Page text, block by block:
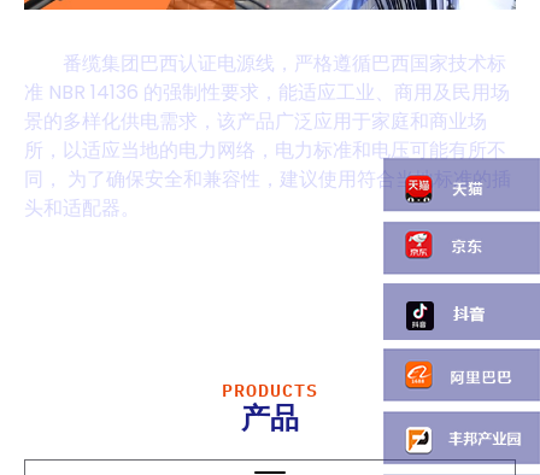
番缆集团巴西认证电源线，严格遵循巴西国家技术标
准 NBR 14136 的强制性要求，能适应工业、商用及民用场
景的多样化供电需求，该产品广泛应用于家庭和商业场
所，以适应当地的电力网络，电力标准和电压可能有所不
同， 为了确保安全和兼容性，建议使用符合当地标准的插
头和适配器。
PRODUCTS
产品